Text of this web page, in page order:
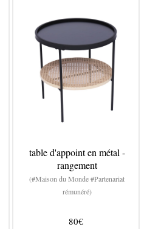
table d'appoint en métal -
rangement
(#Maison du Monde #Partenariat
rémunéré)
80€